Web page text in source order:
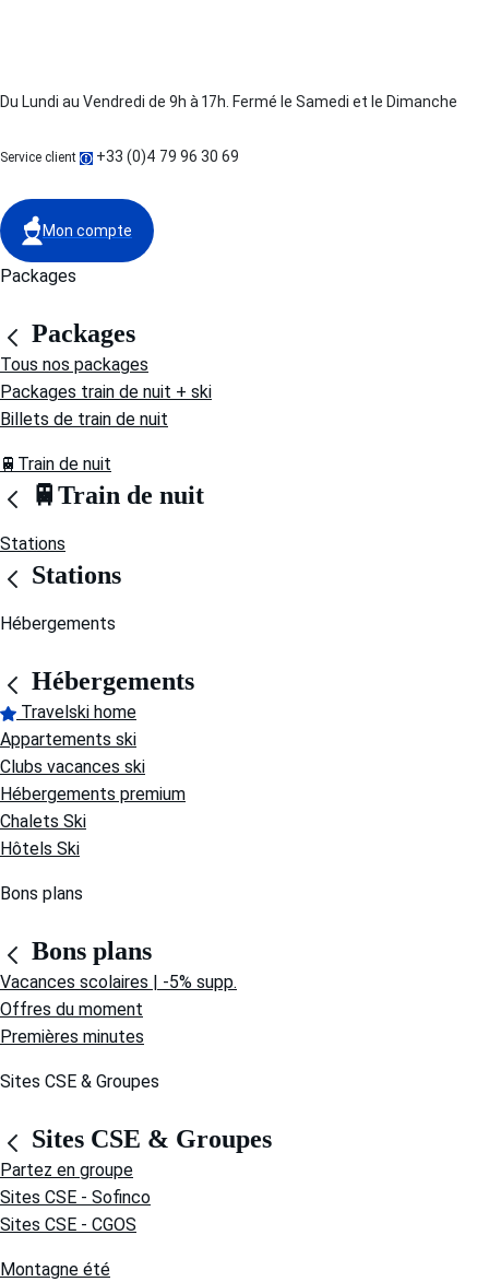
Du Lundi au Vendredi de 9h à 17h. Fermé le Samedi et le Dimanche
Service client +33 (0)4 79 96 30 69
Mon compte
Packages
Packages
Tous nos packages
Packages train de nuit + ski
Billets de train de nuit
🚆Train de nuit
🚆Train de nuit
Stations
Stations
Hébergements
Hébergements
Travelski home
Appartements ski
Clubs vacances ski
Hébergements premium
Chalets Ski
Hôtels Ski
Bons plans
Bons plans
Vacances scolaires | -5% supp.
Offres du moment
Premières minutes
Sites CSE & Groupes
Sites CSE & Groupes
Partez en groupe
Sites CSE - Sofinco
Sites CSE - CGOS
Montagne été